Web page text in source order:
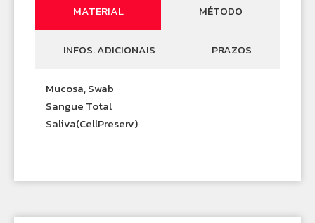
MATERIAL MÉTODO
INFOS. ADICIONAIS PRAZOS
Mucosa, Swab
Sangue Total
Saliva(CellPreserv)